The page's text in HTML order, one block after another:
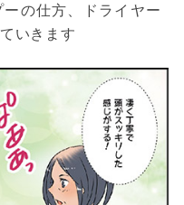
の仕方、ドライヤー
いきます